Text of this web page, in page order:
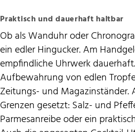
Praktisch und dauerhaft haltbar
Ob als Wanduhr oder
ein edler Hingucker. Am
empfindliche Uhrwerk
Aufbewahrung von edlen
Zeitungs- und Magazinständer.
Grenzen gesetzt: Salz- und
Parmesanreibe oder ein